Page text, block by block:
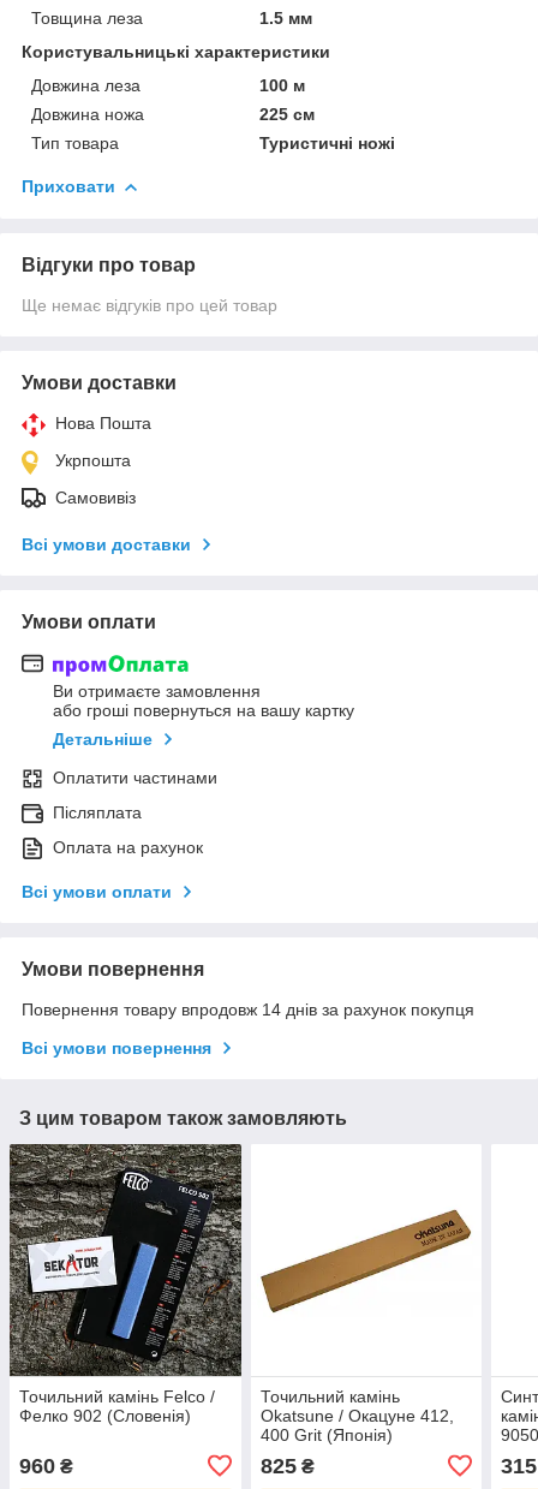
Товщина леза
1.5 мм
Користувальницькі характеристики
Довжина леза
100 м
Довжина ножа
225 см
Тип товара
Туристичні ножі
Приховати
Відгуки про товар
Ще немає відгуків про цей товар
Умови доставки
Нова Пошта
Укрпошта
Самовивіз
Всі умови доставки
Умови оплати
Ви отримаєте замовлення
або гроші повернуться на вашу картку
Детальніше
Оплатити частинами
Післяплата
Оплата на рахунок
Всі умови оплати
Умови повернення
Повернення товару впродовж 14 днів за рахунок покупця
Всі умови повернення
З цим товаром також замовляють
Точильний камінь Felco /
Фелко 902 (Словенія)
960 ₴
Точильний камінь
Okatsune / Окацуне 412,
400 Grit (Японія)
825₴ 315